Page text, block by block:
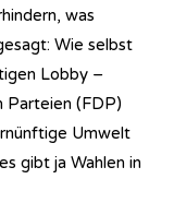
was
Wie selbst
Lobby –
Parteien (FDP)
Umwelt
gibt ja Wahlen in